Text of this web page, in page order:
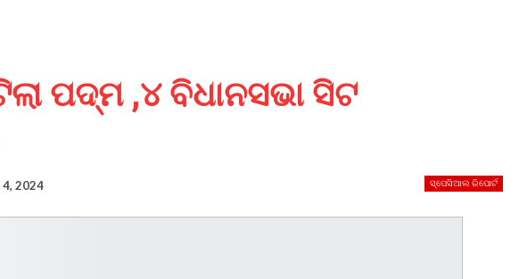
ପଦ୍ମ ,୪ ବିଧାନସଭା ସିଟ
ସ୍ପେସିଆଲ ରିପୋର୍ଟ
4, 2024